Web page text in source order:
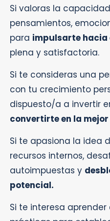
Si valoras la
pensamientos,
para impulsarte hacia
plena y satisfactoria.
Si te consideras una
con tu crecimiento
dispuesto/a a invertir
convertirte en la
Si te apasiona la idea
recursos internos,
autoimpuestas y
potencial.
Si te interesa